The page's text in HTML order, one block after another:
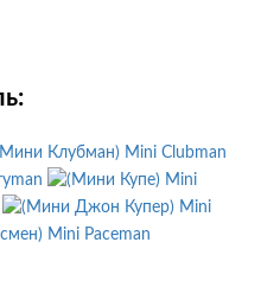
Mini Clubman
Mini
Mini
Mini Paceman